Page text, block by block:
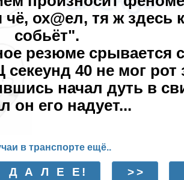
ох@ел, тя ж здесь
собьёт".
резюме срывается
секеунд 40 не мог рот
начал дуть в
он его надует...
в транспорте ещё..
Д А Л Е Е! >>